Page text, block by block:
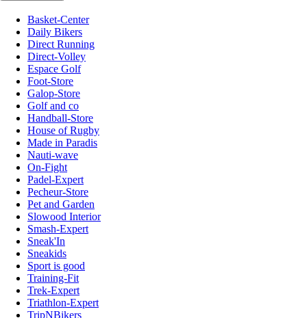
Basket-Center
Daily Bikers
Direct Running
Direct-Volley
Espace Golf
Foot-Store
Galop-Store
Golf and co
Handball-Store
House of Rugby
Made in Paradis
Nauti-wave
On-Fight
Padel-Expert
Pecheur-Store
Pet and Garden
Slowood Interior
Smash-Expert
Sneak'In
Sneakids
Sport is good
Training-Fit
Trek-Expert
Triathlon-Expert
TripNBikers